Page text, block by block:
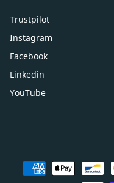
Trustpilot
Instagram
Facebook
Linkedin
YouTube